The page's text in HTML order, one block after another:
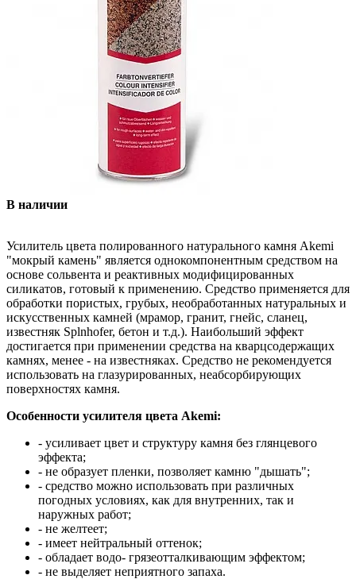
В наличии
Усилитель цвета полированного натурального камня Akemi
"мокрый камень" является однокомпонентным средством на
основе сольвента и реактивных модифицированных
силикатов, готовый к применению. Средство применяется для
обработки пористых, грубых, необработанных натуральных и
искусственных камней (мрамор, гранит, гнейс, сланец,
известняк Splnhofer, бетон и т.д.). Наибольший эффект
достигается при применении средства на кварцсодержащих
камнях, менее - на известняках. Средство не рекомендуется
использовать на глазурированных, неабсорбирующих
поверхностях камня.
Особенности усилителя цвета Akemi:
- усиливает цвет и структуру камня без глянцевого
эффекта;
- не образует пленки, позволяет камню "дышать";
- средство можно использовать при различных
погодных условиях, как для внутренних, так и
наружных работ;
- не желтеет;
- имеет нейтральный оттенок;
- обладает водо- грязеотталкивающим эффектом;
- не выделяет неприятного запаха.